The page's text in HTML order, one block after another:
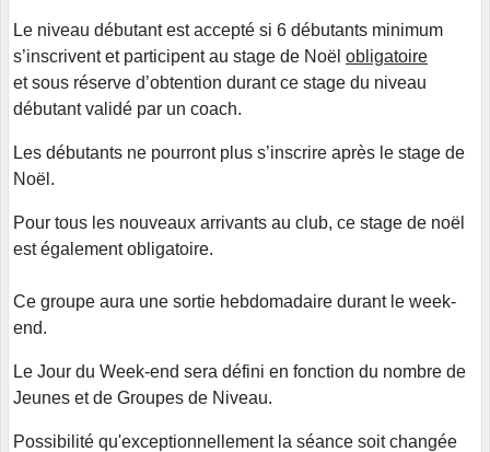
Le niveau débutant est accepté si 6 débutants minimum
s’inscrivent et participent au stage de Noël obligatoire
et sous réserve d’obtention durant ce stage du niveau
débutant validé par un coach.
Les débutants ne pourront plus s’inscrire après le stage de
Noël.
Pour tous les nouveaux arrivants au club, ce stage de noël
est également obligatoire.
Ce groupe aura une sortie hebdomadaire durant le week-
end.
Le Jour du Week-end sera défini en fonction du nombre de
Jeunes et de Groupes de Niveau.
Possibilité qu'exceptionnellement la séance soit changée